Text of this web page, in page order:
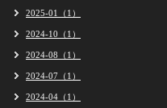
2025-01（1）
2024-10（1）
2024-08（1）
2024-07（1）
2024-04（1）